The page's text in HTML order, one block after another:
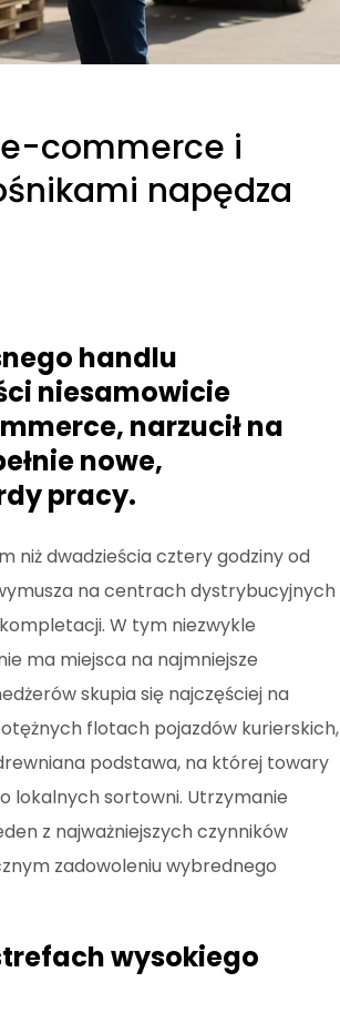
commerce i
napędza
handlu
niesamowicie
narzucił na
nowe,
pracy.
niż dwadzieścia cztery godziny od
na centrach dystrybucyjnych
W tym niezwykle
ma miejsca na najmniejsze
skupia się najczęściej na
flotach pojazdów kurierskich,
podstawa, na której towary
lokalnych sortowni. Utrzymanie
z najważniejszych czynników
zadowoleniu wybrednego
wysokiego